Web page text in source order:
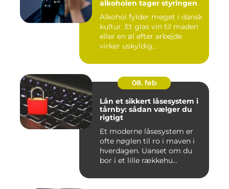
alkoholen tager styringen
Alkohol fylder meget i dansk
kultur. Et glas vin til maden
eller en øl efter arbejde
virker uskyldig...
08. feb
Lån et sikkert låsesystem i
tårnby: sådan vælger du
rigtigt
Et moderne låsesystem er
ofte nøglen til ro i maven i
hverdagen. Uanset om du
bor i et lille rækkehu...